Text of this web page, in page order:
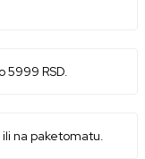
5999 RSD.
na paketomatu.